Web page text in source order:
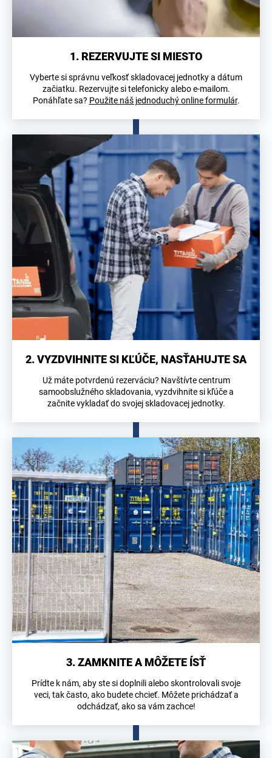
1. REZERVUJTE SI MIESTO
Vyberte si správnu veľkosť skladovacej jednotky a dátum
začiatku. Rezervujte si telefonicky alebo e-mailom.
Ponáhľate sa? Použite náš jednoduchý online formulár.
2. VYZDVIHNITE SI KĽÚČE, NASŤAHUJTE SA
Už máte potvrdenú rezerváciu? Navštívte centrum
samoobslužného skladovania, vyzdvihnite si kľúče a
začnite vykladať do svojej skladovacej jednotky.
3. ZAMKNITE A MÔŽETE ÍSŤ
Prídte k nám, aby ste si doplnili alebo skontrolovali svoje
veci, tak často, ako budete chcieť. Môžete prichádzať a
odchádzať, ako sa vám zachce!